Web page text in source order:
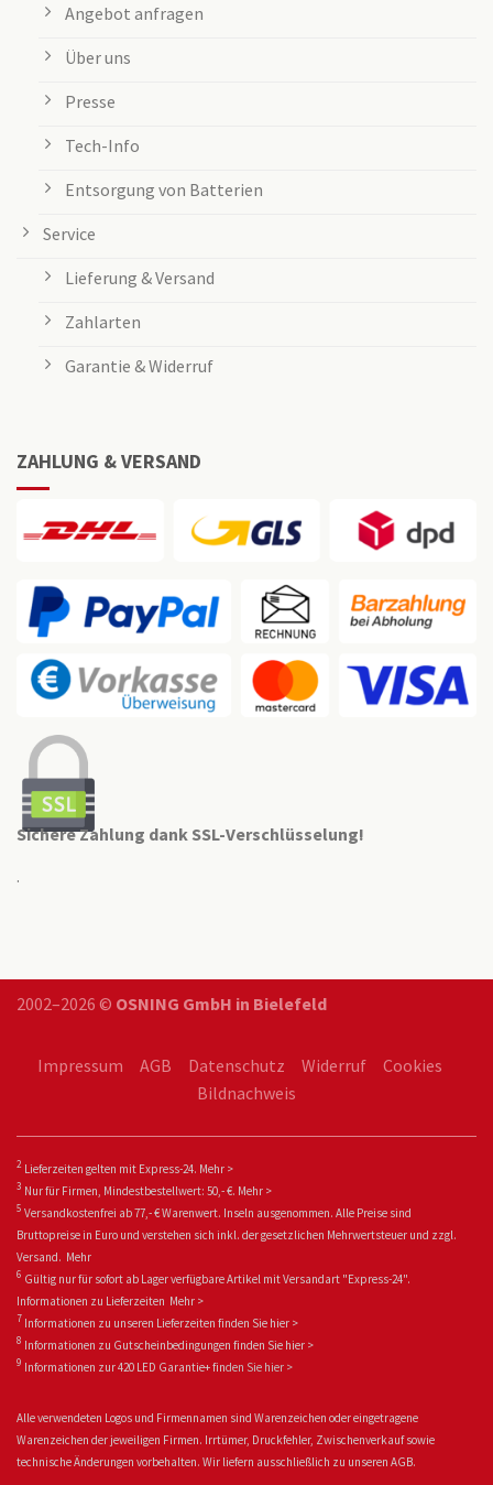
Angebot anfragen
Über uns
Presse
Tech-Info
Entsorgung von Batterien
Service
Lieferung & Versand
Zahlarten
Garantie & Widerruf
ZAHLUNG & VERSAND
Sichere Zahlung dank SSL-Verschlüsselung!
.
2002–2026 © OSNING GmbH in Bielefeld
Impressum AGB Datenschutz Widerruf
Cookies
Bildnachweis
2 Lieferzeiten gelten mit Express-24. Mehr >
3 Nur für Firmen, Mindestbestellwert: 50,- €. Mehr >
5 Versandkostenfrei ab 77,- € Warenwert. Inseln ausgenommen. Alle Preise sind
Bruttopreise in Euro und verstehen sich inkl. der gesetzlichen Mehrwertsteuer und zzgl.
Versand. Mehr
6 Gültig nur für sofort ab Lager verfügbare Artikel mit Versandart "Express-24".
Informationen zu Lieferzeiten Mehr >
7 Informationen zu unseren Lieferzeiten finden Sie hier >
8 Informationen zu Gutscheinbedingungen finden Sie hier >
9 Informationen zur 420 LED Garantie+ finden Sie hier >
Alle verwendeten Logos und Firmennamen sind Warenzeichen oder eingetragene
Warenzeichen der jeweiligen Firmen. Irrtümer, Druckfehler, Zwischenverkauf sowie
technische Änderungen vorbehalten. Wir liefern ausschließlich zu unseren AGB.